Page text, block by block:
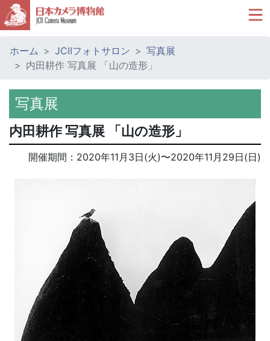
ホーム JCIIフォトサロン
写真展
内田耕作 写真展 「山の造形」
写真展
内田耕作 写真展 「山の造形」
開催期間： 2020年11月3日(火)〜2020年11月29日(日)